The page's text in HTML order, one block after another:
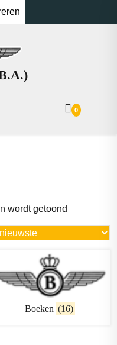
0
wordt getoond
nieuwste
Boeken (16)